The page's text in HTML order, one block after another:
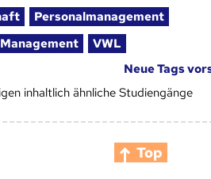
Personalmanagement
VWL
Neue Tags
inhaltlich ähnliche Studiengänge
Top